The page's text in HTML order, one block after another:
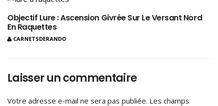
Objectif Lure : Ascension Givrée Sur Le Versant Nord
En Raquettes
CARNETSDERANDO
Laisser un commentaire
Votre adresse e-mail ne sera pas publiée. Les champs